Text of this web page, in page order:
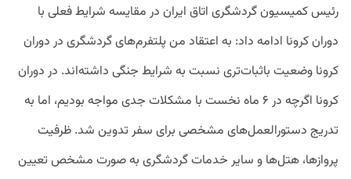
رئیس کمیسیون گردشگری اتاق ایران در مقایسه شرایط فعلی با
دوران کرونا ادامه داد: به اعتقاد من پلتفرم‌های گردشگری در دوران
کرونا وضعیت باثبات‌تری نسبت به شرایط جنگی داشته‌اند. در دوران
کرونا اگرچه در ۶ ماه نخست با مشکلات جدی مواجه بودیم، اما به
تدریج دستورالعمل‌های مشخصی برای سفر تدوین شد. ظرفیت
پروازها، هتل‌ها و سایر خدمات گردشگری به صورت مشخص تعیین